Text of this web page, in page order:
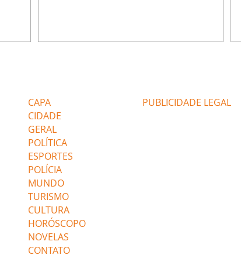
de
termina o relacionamento dos dois.
CAPA
CIDADE
GERAL
POLÍTICA
ESPORTES
POLÍCIA
MUNDO
TURISMO
CULTURA
HORÓSCOPO
NOVELAS
CONTATO
PUBLICIDADE LEGAL